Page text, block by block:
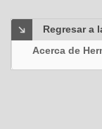
Regresar a
Acerca de